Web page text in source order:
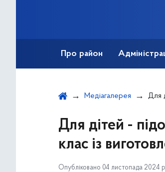
Про район
Медіагалерея Для дітей -
Для дітей -
клас із
Опубліковано 04 листопада 2024